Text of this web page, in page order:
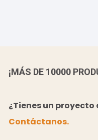
¡MÁS DE 10000
¿Tienes un proyecto
Contáctanos.